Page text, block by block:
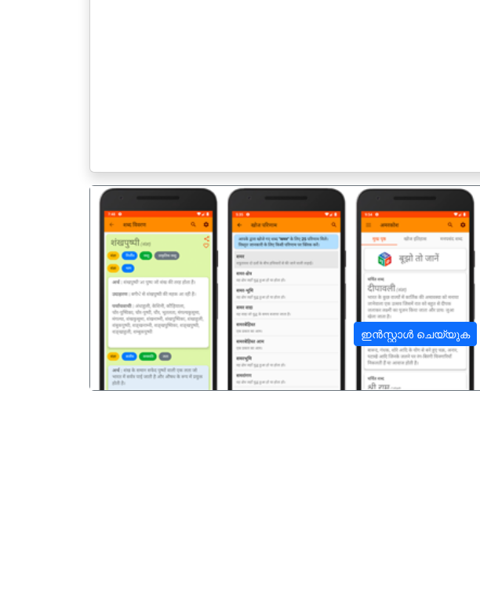
ഇൻസ്റ്റാൾ ചെയ്യുക
पिछला